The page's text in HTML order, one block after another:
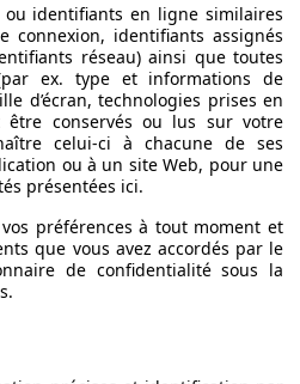
(12/2013-10/2016)
ou identifiants en ligne similaires
connexion, identifiants assignés
réseau) ainsi que toutes
ex. type et informations de
d’écran, technologies prises en
être conservés ou lus sur votre
celui-ci à chacune de ses
ou à un site Web, pour une
présentées ici.
préférences à tout moment et
que vous avez accordés par le
de confidentialité sous la